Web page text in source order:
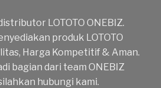
LOTOTO ONEBIZ.
produk LOTOTO
Harga Kompetitif & Aman.
bagian dari team ONEBIZ
hubungi kami.